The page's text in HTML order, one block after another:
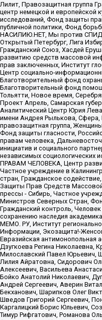
Лилит, Правозащитная группа
центр немецкой и европейской
исследований, Фонд защиты
публичной политики, Фонд
НАСИЛИЮ.НЕТ, Мы против
Открытый Петербург, Лига
Гражданский Союз, Хасдей
развитию средств массовой
прав заключенных, Институт
Центр социально-
Благотворительный фонд
Благотворительный фонд
Тольятти, Новое время,
Проект Апрель, Самарская
Аналитический Центр Юрия
имени Андрея Рылькова,
правозащитная группа,
Фонд защиты гласности,
правам человека,
инициатив и социального
независимых
ПРАВАМ ЧЕЛОВЕКА, Центр
Частное учреждение в
стран, Гражданское
Защиты Прав Средств
прессы - Сибирь, Частное
Министров Северных Стран,
Гражданский контроль,
сохранению наследия
МЕМО. РУ, Институт
Информации, Экозащита!-
Евразийская антимонопольная
Дзугкоева Регина Николаевна,
Милославский Павел Юрьевич,
Лилия Айратовна, Сидорович
Алексеевич, Васильева
Бойко Анатолий Николаевич,
Андрей Сергеевич, Аверин
Бекханович, Шарипков Олег
Шведов Григорий Сергеевич,
Каргалицкий Борис Юльевич,
Тимур Рифгатович, Романова